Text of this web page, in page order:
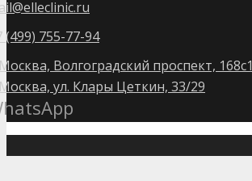
(499) 755-77-94
Волгоградский проспект, 168с1
ул. Клары Цеткин, 33/29